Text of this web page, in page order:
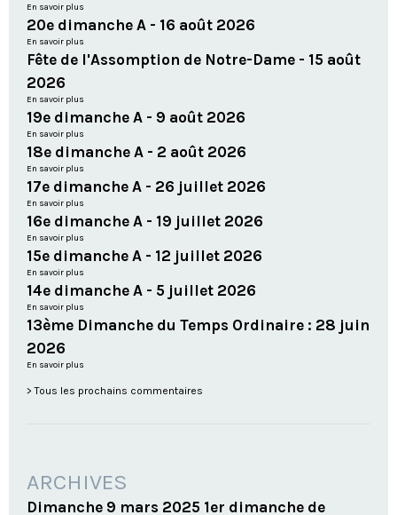
En savoir plus
20e dimanche A - 16 août 2026
En savoir plus
Fête de l'Assomption de Notre-Dame - 15 août
2026
En savoir plus
19e dimanche A - 9 août 2026
En savoir plus
18e dimanche A - 2 août 2026
En savoir plus
17e dimanche A - 26 juillet 2026
En savoir plus
16e dimanche A - 19 juillet 2026
En savoir plus
15e dimanche A - 12 juillet 2026
En savoir plus
14e dimanche A - 5 juillet 2026
En savoir plus
13ème Dimanche du Temps Ordinaire : 28 juin
2026
En savoir plus
Tous les prochains commentaires
ARCHIVES
Dimanche 9 mars 2025 1er dimanche de